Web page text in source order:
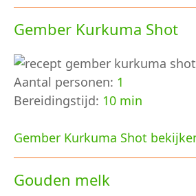
Gember Kurkuma Shot
Aantal personen: 1
Bereidingstijd: 10 min
Gember Kurkuma Shot
Gouden melk